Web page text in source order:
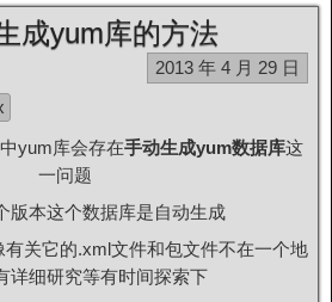
成yum库的方法
2013 年 4 月 29 日
yum库会存在手动生成yum数据库这
一问题
版本这个数据库是自动生成
关它的.xml文件和包文件不在一个地
详细研究等有时间探索下